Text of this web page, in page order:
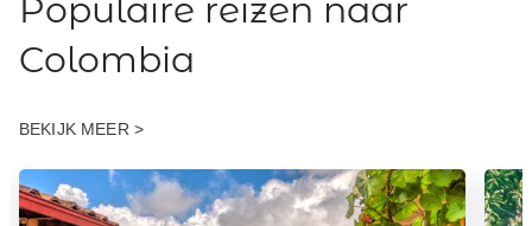
Populaire reizen naar
Colombia
BEKIJK MEER >